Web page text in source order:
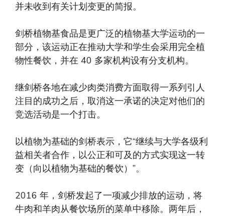
并未收到有关计划变更的简报。
剑桥植物基食品是更广泛的植物基大学运动的一
部分，该运动正在推动大学和学生会采用完全植
物性餐饮，并在 40 多家机构设有分支机构。
继剑桥各地在减少肉类消费方面取得一系列引人
注目的成功之后，取消这一承诺的决定对他们的
竞选活动是一个打击。
以植物为基础的剑桥表示，它“继续与大学各级利
益相关者合作，以公正和可及的方式实现这一转
变（向以植物为基础的餐饮）”。
2016 年，剑桥发起了一项减少排放的运动，将
牛肉和羊肉从餐饮场所的菜单中移除。两年后，